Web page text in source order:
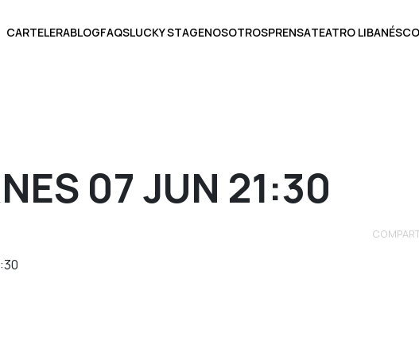
CARTELERABLOGFAQSLUCKY STAGENOSOTROSPRENSATEATRO LIBANÉS
07 JUN 21:30